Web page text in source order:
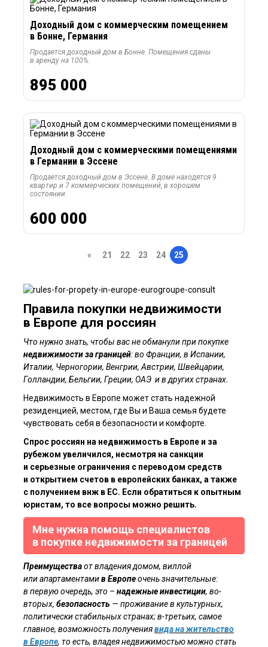
Доходный дом с коммерческим помещением
в Бонне, Германия
Продается доходный дом в Бонне. Помещения сданы
в аренду на 100%.
895 000
Доходный дом с коммерческими помещениями
в Германии в Эссене
Продается доходный дом в Эссене. В доме находятся 9
квартир и 7 коммерческих помещений, в хорошем
состоянии.
600 000
« 21 22 23 24 25
Правила покупки недвижимости
в Европе для россиян
Что нужно знать, чтобы вас не обманули при покупке
недвижимости за границей: во Франции, в Испании,
Италии, Черногории, Венгрии, Австрии, Швейцарии,
Голландии, Бельгии, Греции, ОАЭ и в других странах.
Недвижимость в Европе может стать надежной
резиденцией, местом, где Вы и Ваша семья будете
чувствовать себя в безопасности и комфорте.
Спрос россиян на недвижимость в Европе и за
рубежом увеличился, несмотря на санкции
и серьезные ограничения с переводом средств
и открытием счетов в европейских банках, а также
с получением внж в ЕС. Если обратиться к опытным
юристам, то все вопросы можно решить.
Мне нужна помощь специалистов
в покупке недвижимости за границей
Преимуществаот владения домом, виллой
или апартаментамив Европеочень значительные:
в первую очередь, это – надежные инвестиции, во-
вторых, безопасность — проживание в культурных,
политически стабильных странах; в-третьих, самое
главное, возможность получениявида на жительство
в Европе, то есть, владея недвижимостью можно стать